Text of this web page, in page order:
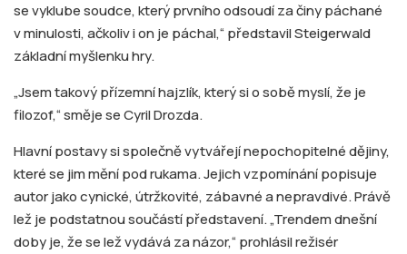
se vyklube soudce, který prvního odsoudí za činy páchané
v minulosti, ačkoliv i on je páchal,“ představil Steigerwald
základní myšlenku hry.
„Jsem takový přízemní hajzlík, který si o sobě myslí, že je
filozof,“ směje se Cyril Drozda.
Hlavní postavy si společně vytvářejí nepochopitelné dějiny,
které se jim mění pod rukama. Jejich vzpomínání popisuje
autor jako cynické, útržkovité, zábavné a nepravdivé. Právě
lež je podstatnou součástí představení. „Trendem dnešní
doby je, že se lež vydává za názor,“ prohlásil režisér